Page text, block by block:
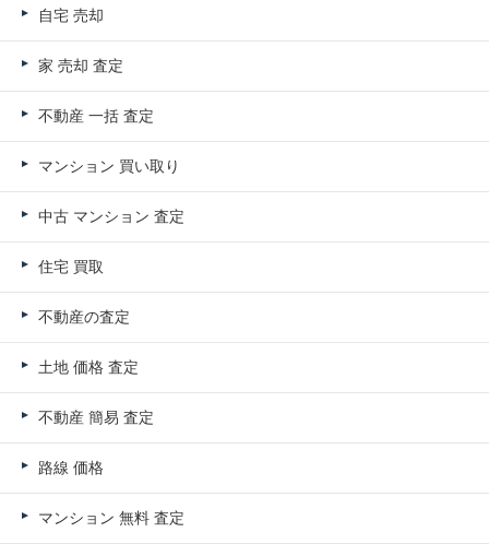
自宅 売却
家 売却 査定
不動産 一括 査定
マンション 買い取り
中古 マンション 査定
住宅 買取
不動産の査定
土地 価格 査定
不動産 簡易 査定
路線 価格
マンション 無料 査定